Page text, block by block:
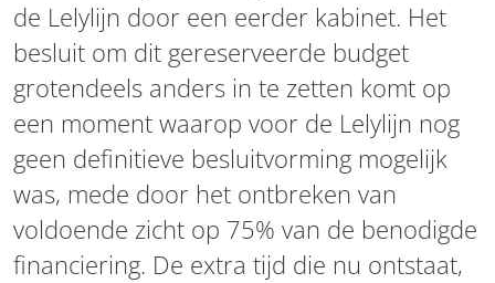
de Lelylijn door een eerder kabinet. Het
besluit om dit gereserveerde budget
grotendeels anders in te zetten komt op
een moment waarop voor de Lelylijn nog
geen definitieve besluitvorming mogelijk
was, mede door het ontbreken van
voldoende zicht op 75% van de benodigde
financiering. De extra tijd die nu ontstaat,